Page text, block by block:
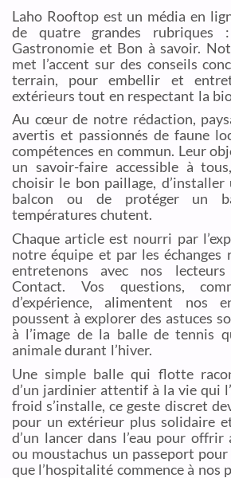
Laho Rooftop est un média en
de quatre grandes rubriques
Gastronomie et Bon à savoir.
met l’accent sur des conseils
terrain, pour embellir et
extérieurs tout en respectant la
Au cœur de notre rédaction,
avertis et passionnés de faune
compétences en commun. Leur
un savoir-faire accessible à
choisir le bon paillage,
balcon ou de protéger un
températures chutent.
Chaque article est nourri par
notre équipe et par les échanges
entretenons avec nos
Contact. Vos questions,
d’expérience, alimentent nos
poussent à explorer des astuces
à l’image de la balle de tennis
animale durant l’hiver.
Une simple balle qui flotte
d’un jardinier attentif à la vie qui
froid s’installe, ce geste discret
pour un extérieur plus solidaire
d’un lancer dans l’eau pour offrir
ou moustachus un passeport
que l’hospitalité commence à nos